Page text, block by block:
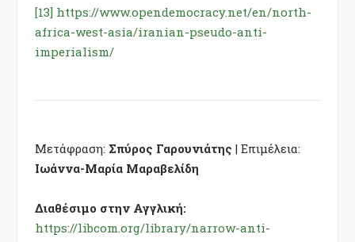
[13] https://www.opendemocracy.net/en/north-
africa-west-asia/iranian-pseudo-anti-
imperialism/
Μετάφραση: Σπύρος Γαρουνιάτης | Επιμέλεια:
Ιωάννα-Μαρία Μαραβελίδη
Διαθέσιμο στην Αγγλική:
https://libcom.org/library/narrow-anti-